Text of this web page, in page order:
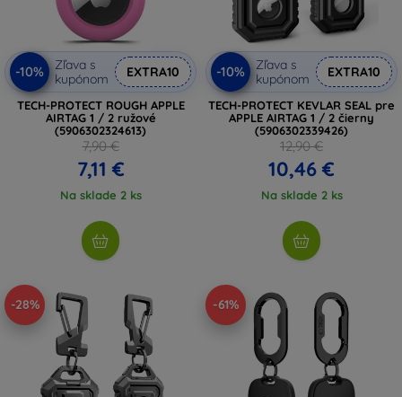
-10%
Zľava s
kupónom
EXTRA10
TECH-PROTECT ROUGH APPLE
AIRTAG 1 / 2 ružové
(5906302324613)
7,90 €
7,11 €
Na sklade 2 ks
-10%
Zľava s
kupónom
EXTRA10
TECH-PROTECT KEVLAR SEAL pre
APPLE AIRTAG 1 / 2 čierny
(5906302339426)
12,90 €
10,46 €
Na sklade 2 ks
-28% -61%